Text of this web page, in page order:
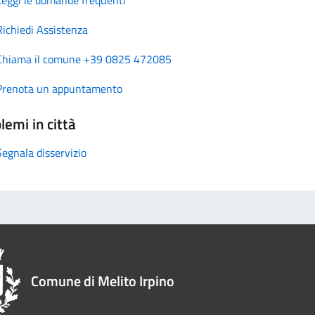
Assistenza
il comune +39 0825 472085
un appuntamento
in città
disservizio
Comune di Melito Irpino